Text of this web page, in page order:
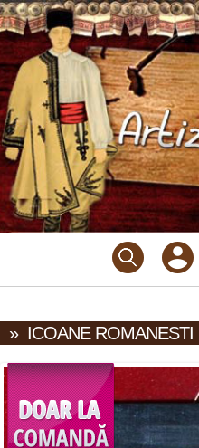
» ICOANE ROMANESTI